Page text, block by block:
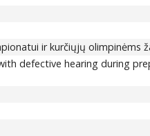
ir kurčiųjų olimpinėms
defective hearing during